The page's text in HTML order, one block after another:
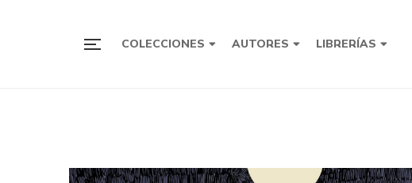
COLECCIONES AUTORES LIBRERÍAS